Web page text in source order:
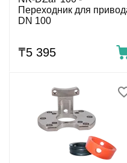
Переходник для
DN 100
₸5 395